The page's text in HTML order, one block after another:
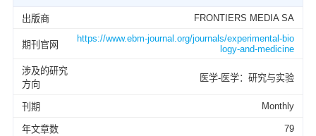
出版商 FRONTIERS MEDIA SA
期刊官网
https://www.ebm-journal.org/journals/experimental-bio
logy-and-medicine
涉及的研究
方向
医学-医学：研究与实验
刊期 Monthly
年文章数 79